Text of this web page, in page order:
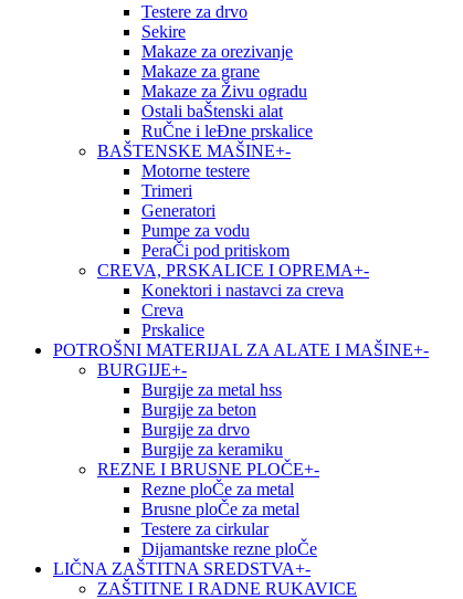
Testere za drvo
Sekire
Makaze za orezivanje
Makaze za grane
Makaze za Živu ogradu
Ostali baŠtenski alat
RuČne i leĐne prskalice
BAŠTENSKE MAŠINE+-
Motorne testere
Trimeri
Generatori
Pumpe za vodu
PeraČi pod pritiskom
CREVA, PRSKALICE I OPREMA+-
Konektori i nastavci za creva
Creva
Prskalice
POTROŠNI MATERIJAL ZA ALATE I MAŠINE+-
BURGIJE+-
Burgije za metal hss
Burgije za beton
Burgije za drvo
Burgije za keramiku
REZNE I BRUSNE PLOČE+-
Rezne ploČe za metal
Brusne ploČe za metal
Testere za cirkular
Dijamantske rezne ploČe
LIČNA ZAŠTITNA SREDSTVA+-
ZAŠTITNE I RADNE RUKAVICE